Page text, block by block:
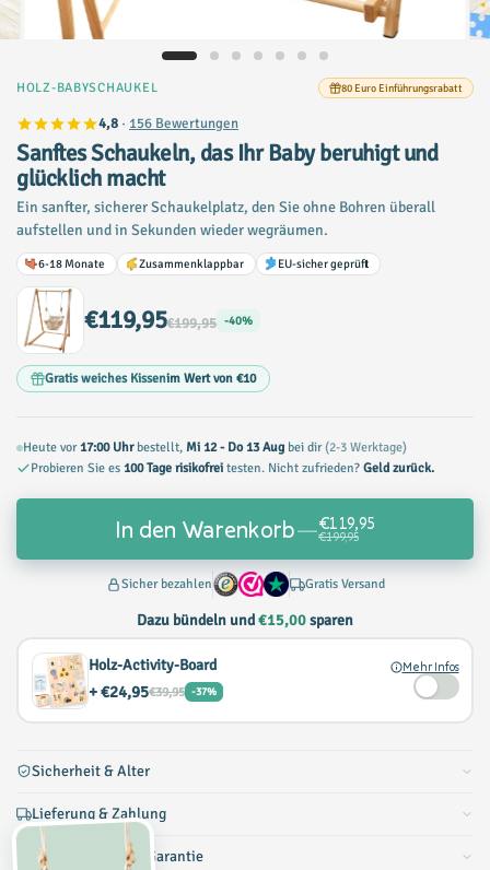
HOLZ-BABYSCHAUKEL 80 Euro Einführungsrabatt
4,8 · 156 Bewertungen
Sanftes Schaukeln, das Ihr Baby beruhigt und
glücklich macht
Ein sanfter, sicherer Schaukelplatz, den Sie ohne Bohren überall
aufstellen und in Sekunden wieder wegräumen.
6-18 Monate Zusammenklappbar EU-sicher geprüft
€119,95€199,95 -40%
Gratis weiches Kissenim Wert von €10
Heute vor17:00 Uhrbestellt, Mi 12 - Do 13 Augbei dir(2-3 Werktage)
Probieren Sie es 100 Tage risikofrei testen. Nicht zufrieden? Geld zurück.
In den Warenkorb—€119,95
€199,95
Sicher bezahlen Gratis Versand
Dazu bündeln und€15,00sparen
Holz-Activity-Board
+ €24,95€39,95 -37%
Mehr Infos
Sicherheit & Alter
Lieferung & Zahlung
Rückgaberecht & Garantie